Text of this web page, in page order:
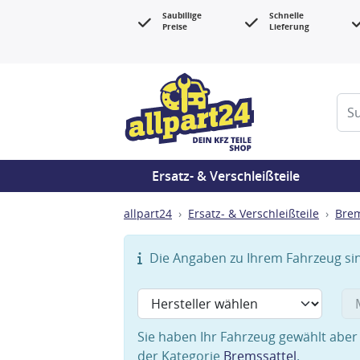
Saubillige
Preise
Schnelle
Lieferung
Ersatz- & Verschleißteile
allpart24 Ersatz- & Verschleißteile
Die Angaben zu Ihrem Fahrzeug
Sie haben Ihr Fahrzeug gewählt
der Kategorie Bremssattel.